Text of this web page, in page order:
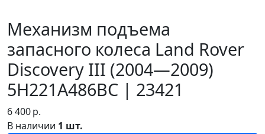
Механизм подъема
запасного колеса Land Rover
Discovery III (2004—2009)
5H221A486BC | 23421
6 400р.
В наличии 1 шт.